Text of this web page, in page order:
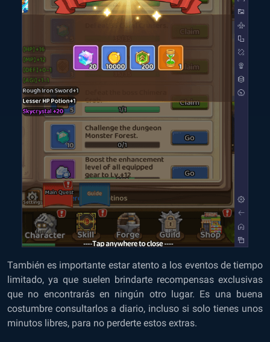
También es importante estar atento a los eventos de tiempo
limitado, ya que suelen brindarte recompensas exclusivas
que no encontrarás en ningún otro lugar. Es una buena
costumbre consultarlos a diario, incluso si solo tienes unos
minutos libres, para no perderte estos extras.